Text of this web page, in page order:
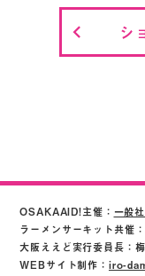
シ
OSAKAAID!主催： 一般
ラーメンサーキット共催
大阪ええど実行委員長：
WEBサイト制作： iro-